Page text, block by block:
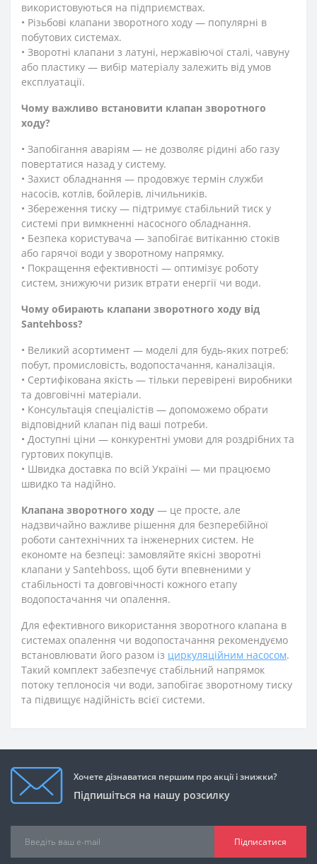
використовуються на підприємствах.
• Різьбові клапани зворотного ходу — популярні в
побутових системах.
• Зворотні клапани з латуні, нержавіючої сталі, чавуну
або пластику — вибір матеріалу залежить від умов
експлуатації.
Чому важливо встановити клапан зворотного
ходу?
• Запобігання аваріям — не дозволяє рідині або газу
повертатися назад у систему.
• Захист обладнання — продовжує термін служби
насосів, котлів, бойлерів, лічильників.
• Збереження тиску — підтримує стабільний тиск у
системі при вимкненні насосного обладнання.
• Безпека користувача — запобігає витіканню стоків
або гарячої води у зворотному напрямку.
• Покращення ефективності — оптимізує роботу
систем, знижуючи ризик втрати енергії чи води.
Чому обирають клапани зворотного ходу від
Santehboss?
• Великий асортимент — моделі для будь-яких потреб:
побут, промисловість, водопостачання, каналізація.
• Сертифікована якість — тільки перевірені виробники
та довговічні матеріали.
• Консультація спеціалістів — допоможемо обрати
відповідний клапан під ваші потреби.
• Доступні ціни — конкурентні умови для роздрібних та
гуртових покупців.
• Швидка доставка по всій Україні — ми працюємо
швидко та надійно.
Клапана зворотного ходу — це просте, але
надзвичайно важливе рішення для безперебійної
роботи сантехнічних та інженерних систем. Не
економте на безпеці: замовляйте якісні зворотні
клапани у Santehboss, щоб бути впевненими у
стабільності та довговічності кожного етапу
водопостачання чи опалення.
Для ефективного використання зворотного клапана в
системах опалення чи водопостачання рекомендуємо
встановлювати його разом із циркуляційним насосом.
Такий комплект забезпечує стабільний напрямок
потоку теплоносія чи води, запобігає зворотному тиску
та підвищує надійність всієї системи.
Хочете дізнаватися першим про акції і знижки?
Підпишіться на нашу розсилку
Підписатися